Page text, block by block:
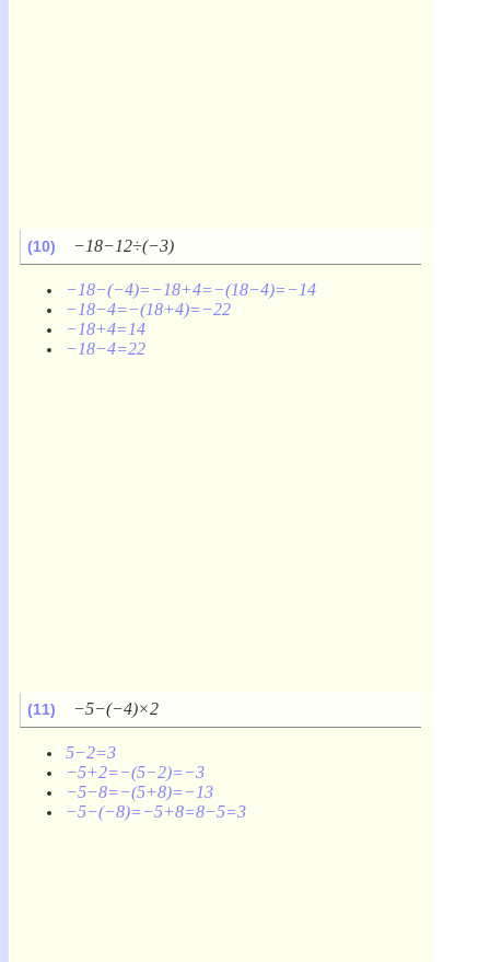
(10) −18−12÷(−3)
−18−(−4)=−18+4=−(18−4)=−14
−18−4=−(18+4)=−22
−18+4=14
−18−4=22
(11) −5−(−4)×2
5−2=3
−5+2=−(5−2)=−3
−5−8=−(5+8)=−13
−5−(−8)=−5+8=8−5=3